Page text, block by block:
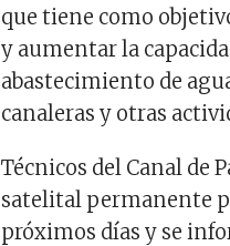
que tiene como
y aumentar la
abastecimiento de
canaleras y otras
Técnicos del Canal de
satelital permanente
próximos días y se